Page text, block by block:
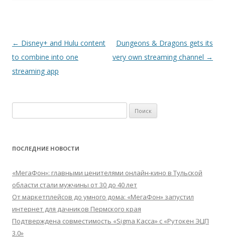
Навигация
по
записям
← Disney+ and Hulu content
to combine into one
streaming app
Dungeons & Dragons gets its
very own streaming channel →
ПОСЛЕДНИЕ НОВОСТИ
«МегаФон»: главными ценителями онлайн-кино в Тульской
области стали мужчины от 30 до 40 лет
От маркетплейсов до умного дома: «МегаФон» запустил
интернет для дачников Пермского края
Подтверждена совместимость «Sigma Касса» с «Рутокен ЭЦП
3.0»